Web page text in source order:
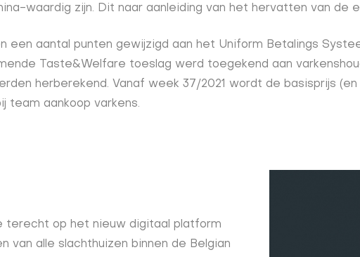
waardig zijn. Dit naar aanleiding van het hervatten van de
een aantal punten gewijzigd aan het Uniform Betalings
Taste&Welfare toeslag werd toegekend aan
herberekend. Vanaf week 37/2021 wordt de basisprijs
team aankoop varkens.
terecht op het nieuw digitaal platform
van alle slachthuizen binnen de Belgian